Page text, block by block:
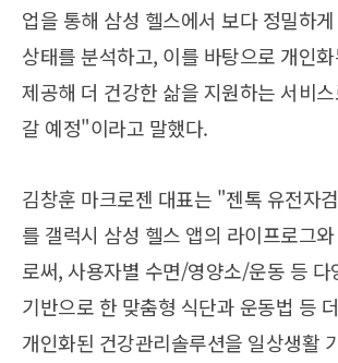
업을 통해 삼성 헬스에서 보다 정밀하
상태를 분석하고, 이를 바탕으로 개인
제공해 더 건강한 삶을 지원하는 서비
갈 예정"이라고 말했다.
김창훈 마크로젠 대표는 "젠톡 유전자
를 갤럭시 삼성 헬스 앱의 라이프로그
로써, 사용자별 수면/영양소/운동 등 다
기반으로 한 맞춤형 식단과 운동법 등
개인화된 건강관리솔루션을 일상생활